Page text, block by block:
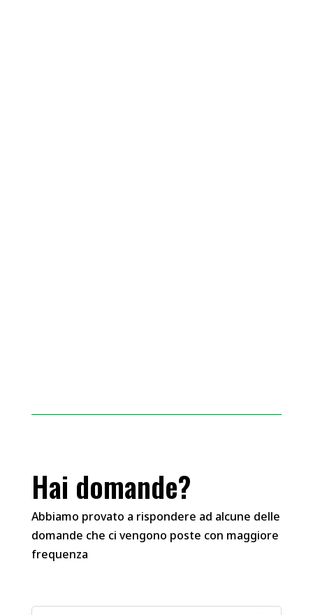
Hai domande?
Abbiamo provato a rispondere ad alcune delle
domande che ci vengono poste con maggiore
frequenza